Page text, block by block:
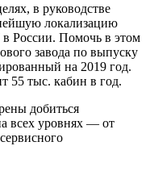
в руководстве
локализацию
в России. Помочь в этом
завода по выпуску
на 2019 год.
55 тыс. кабин в год.
добиться
всех уровнях — от